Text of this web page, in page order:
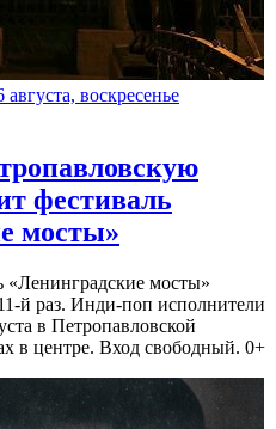
августа, воскресенье
фестиваль
мосты»
мосты»
й раз. Инди-поп исполнители
в Петропавловской
в центре. Вход свободный. 0+